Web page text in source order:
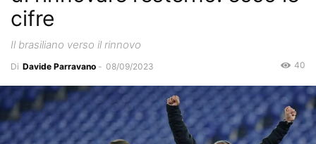
cifre
Il brasiliano verso il rinnovo
Di Davide Parravano - 08/09/2023 40